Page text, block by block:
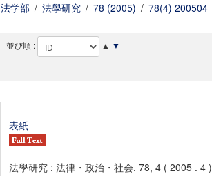
法学部 / 法學研究 / 78 (2005) / 78(4) 200504
並び順 : ▲ ▼
表紙
法學研究 : 法律・政治・社会. 78, 4 ( 2005 . 4 )